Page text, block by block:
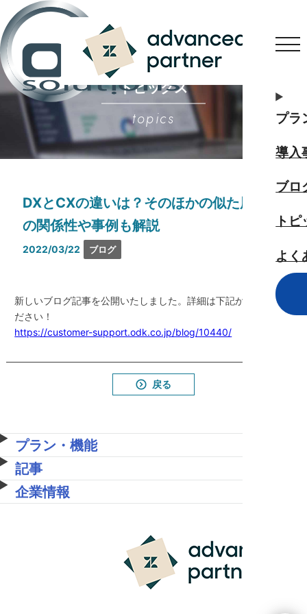
プラ
導入
ブロ
ト
よく
トピックス
topics
DXとCXの違いは？そのほかの似た用語と
の関係性や事例も解説
2022/03/22 ブログ
新しいブログ記事を公開いたしました。詳細は下記から御覧く
ださい！
https://customer-support.odk.co.jp/blog/10440/
戻る
プラン・機能
記事
企業情報